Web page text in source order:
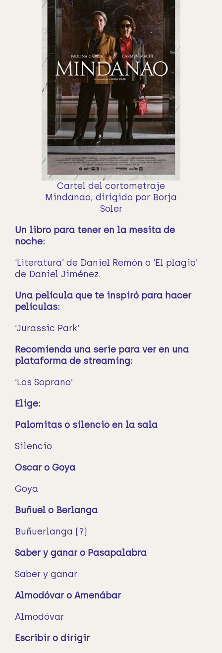
Cartel del cortometraje
Mindanao, dirigido por Borja
Soler
Un libro para tener en la mesita de
noche:
‘Literatura’ de Daniel Remón o ‘El plagio’
de Daniel Jiménez.
Una película que te inspiró para hacer
películas:
‘Jurassic Park’
Recomienda una serie para ver en una
plataforma de streaming:
‘Los Soprano’
Elige:
Palomitas o silencio en la sala
Silencio
Oscar o Goya
Goya
Buñuel o Berlanga
Buñuerlanga (?)
Saber y ganar o Pasapalabra
Saber y ganar
Almodóvar o Amenábar
Almodóvar
Escribir o dirigir